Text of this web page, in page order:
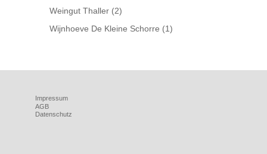
Weingut Thaller (2)
Wijnhoeve De Kleine Schorre (1)
Impressum
AGB
Datenschutz